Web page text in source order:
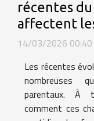
récentes
affectent
14/03/2026 00:40
Les récentes
nombreuses
parentaux. À
comment ces